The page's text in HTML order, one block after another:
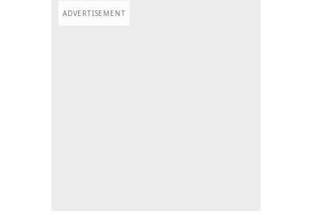
ADVERTISEMENT